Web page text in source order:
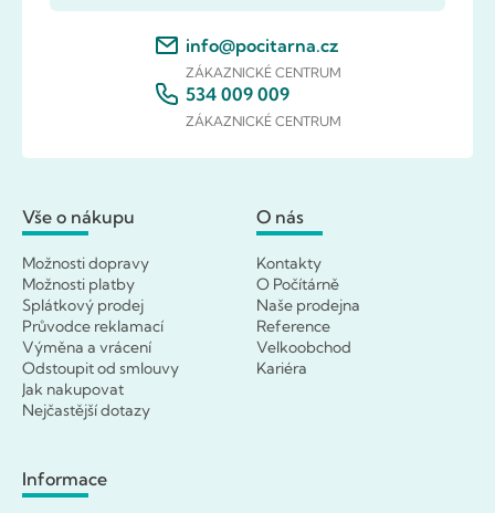
info@pocitarna.cz
ZÁKAZNICKÉ CENTRUM
534 009 009
ZÁKAZNICKÉ CENTRUM
Vše o nákupu
Možnosti dopravy
Možnosti platby
Splátkový prodej
Průvodce reklamací
Výměna a vrácení
Odstoupit od smlouvy
Jak nakupovat
Nejčastější dotazy
O nás
Kontakty
O Počítárně
Naše prodejna
Reference
Velkoobchod
Kariéra
Informace